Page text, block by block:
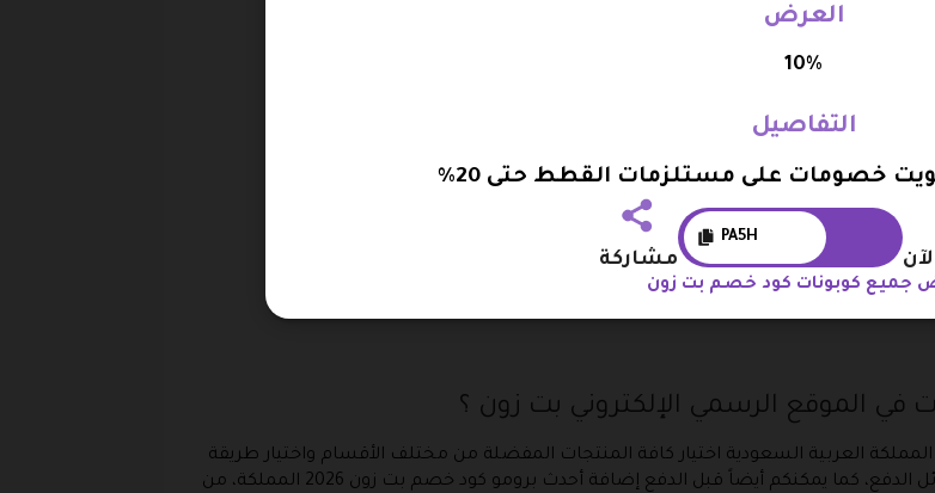
الموقع الرسمي الإلكتروني بت زون ؟
العربية السعودية اختيار كافة المنتجات المفضلة من مختلف الأقسام واختيار طريقة
الدفع المناسبة، حيث وفر المتجر العديد من الخيارات في وسائل الدفع، كما يمكنكم أيضاً قبل الدفع إضافة أحدث برومو كود خصم بت زون 2026 المملكة، من
العرض
10%
التفاصيل
خصومات على مستلزمات القطط حتى 20%
PA5H
مشاركة
جميع كوبونات كود خصم بت زون